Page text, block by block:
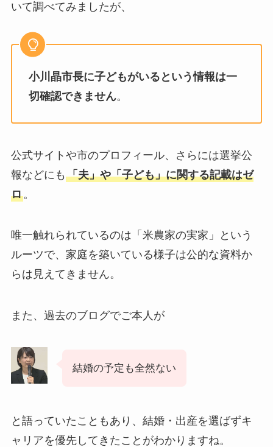
いて調べてみましたが、
小川晶市長に子どもがいるという情報は一
切確認できません。
公式サイトや市のプロフィール、さらには選挙公
報などにも 「夫」や「子ども」に関する記載はゼ
ロ。
唯一触れられているのは「米農家の実家」という
ルーツで、家庭を築いている様子は公的な資料か
らは見えてきません。
また、過去のブログでご本人が
結婚の予定も全然ない
と語っていたこともあり、結婚・出産を選ばずキ
ャリアを優先してきたことがわかりますね。